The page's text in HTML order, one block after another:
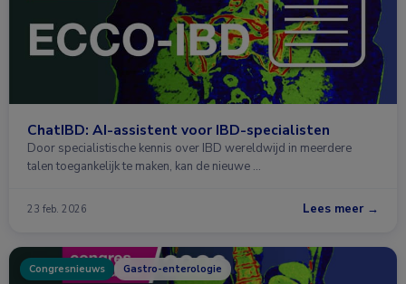
ChatIBD: AI-assistent voor IBD-specialisten
Door specialistische kennis over IBD wereldwijd in meerdere
talen toegankelijk te maken, kan de nieuwe …
23 feb. 2026 Lees meer →
Congresnieuws Gastro-enterologie